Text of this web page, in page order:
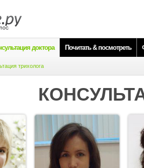
доктора Почитать & посмотреть
трихолога